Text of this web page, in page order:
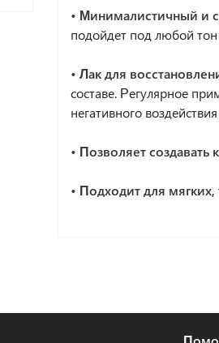
• Минималистичный и
подойдет под любой
• Лак для
составе. Регулярное
негативного
• Позволяет
• Подходит для мягких,